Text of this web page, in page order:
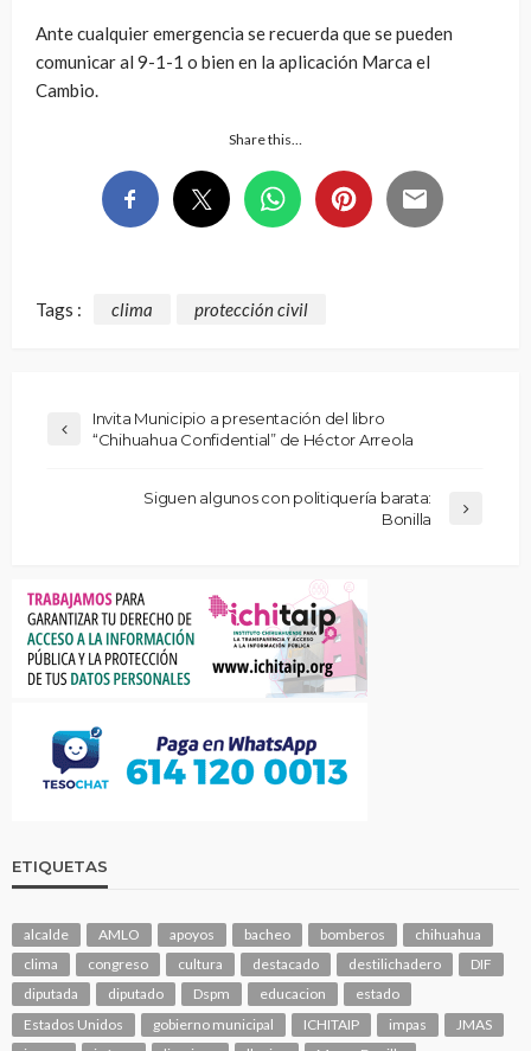
Ante cualquier emergencia se recuerda que se pueden
comunicar al 9-1-1 o bien en la aplicación Marca el
Cambio.
Share this…
Tags : clima protección civil
Invita Municipio a presentación del libro
“Chihuahua Confidential” de Héctor Arreola
Siguen algunos con politiquería barata:
Bonilla
ETIQUETAS
alcalde AMLO apoyos bacheo bomberos
chihuahua
clima
congreso cultura destacado destilichadero
DIF
diputada
diputado Dspm educacion
estado
Estados Unidos
gobierno municipal ICHITAIP impas
JMAS